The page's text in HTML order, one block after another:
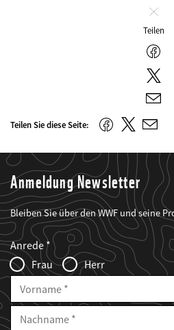
Teilen
E-
Mail
Teilen Sie diese Seite: FacebookTwitter
E-
Anmeldung Newsletter
Bleiben Sie über den WWF und seine
Web2Case
Infofelder
Fieldset
anrede_name
Anrede
Frau
Herr
Vorname
Nachname